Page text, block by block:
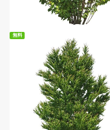
無料ダウンロード
無料